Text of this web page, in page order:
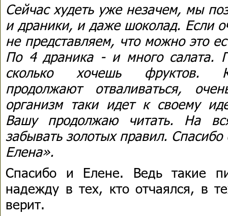
Сейчас худеть уже незачем, мы
и драники, и даже шоколад. Если
не представляем, что можно это
По 4 драника - и много салата.
сколько хочешь фруктов.
продолжают отваливаться,
организм таки идет к своему
Вашу продолжаю читать. На
забывать золотых правил.
Елена».
Спасибо и Елене. Ведь такие
надежду в тех, кто отчаялся, в
верит.